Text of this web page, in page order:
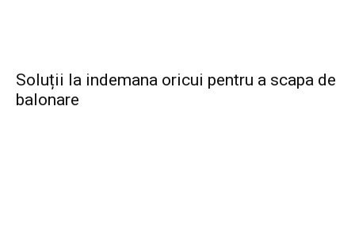
Soluții la indemana oricui pentru a scapa de
balonare